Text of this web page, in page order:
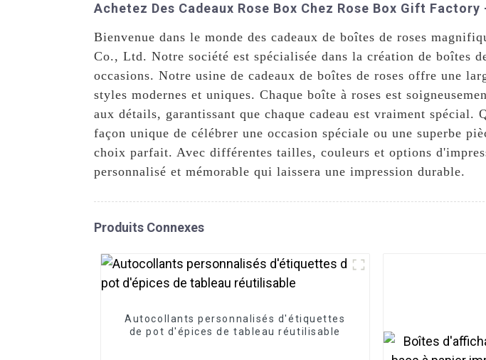
Achetez Des Cadeaux Rose Box Chez Rose Box Gift
Bienvenue dans le monde des cadeaux de boîtes de roses
Co., Ltd. Notre société est spécialisée dans la création de boîtes
occasions. Notre usine de cadeaux de boîtes de roses offre une
styles modernes et uniques. Chaque boîte à roses est
aux détails, garantissant que chaque cadeau est vraiment
façon unique de célébrer une occasion spéciale ou une superbe
choix parfait. Avec différentes tailles, couleurs et options
personnalisé et mémorable qui laissera une impression durable.
Produits Connexes
Autocollants personnalisés d'étiquettes
de pot d'épices de tableau réutilisable